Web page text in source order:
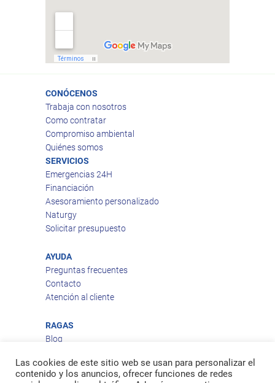
CONÓCENOS
Trabaja con nosotros
Como contratar
Compromiso ambiental
Quiénes somos
SERVICIOS
Emergencias 24H
Financiación
Asesoramiento personalizado
Naturgy
Solicitar presupuesto
AYUDA
Preguntas frecuentes
Contacto
Atención al cliente
RAGAS
Blog
Política de privacidad
Política de cookies
Las cookies de este sitio web se usan para personalizar el
contenido y los anuncios, ofrecer funciones de redes